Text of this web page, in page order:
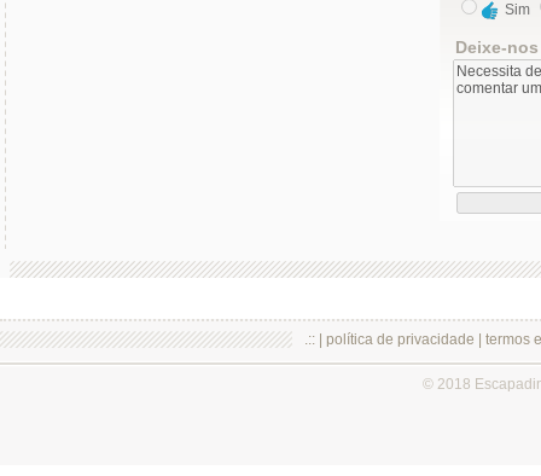
Sim
Deixe-
.:: | política de privacidade termos
© 2018